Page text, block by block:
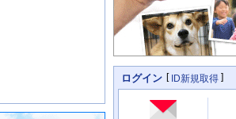
個
人
ログイン ID新規取得
あ
た
の
ス